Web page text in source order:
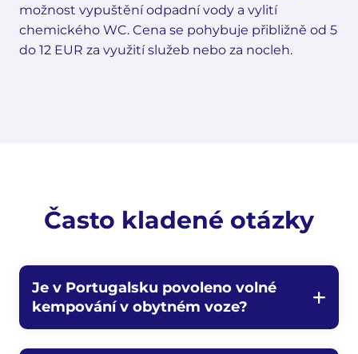
možnost vypuštění odpadní vody a vylití
chemického WC. Cena se pohybuje přibližně od 5
do 12 EUR za využití služeb nebo za nocleh.
Často kladené otázky
Je v Portugalsku povoleno volné
kempování v obytném voze?